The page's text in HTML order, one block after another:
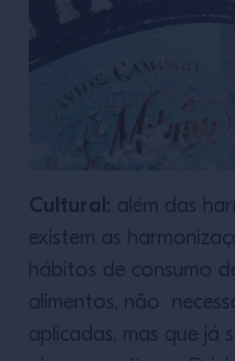
Cultural: além das
existem as
hábitos de consumo
alimentos, não
aplicadas, mas que já